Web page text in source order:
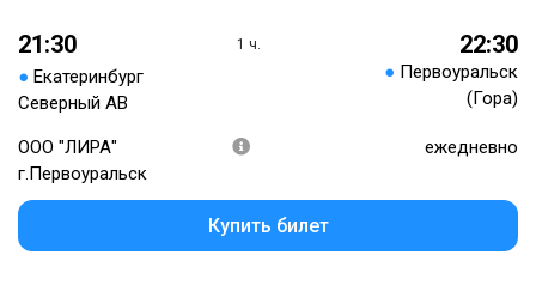
21:30
● Екатеринбург
Северный АВ
1 ч. 22:30
● Первоуральск
(Гора)
ООО "ЛИРА"
г.Первоуральск
ежедневно
Купить билет